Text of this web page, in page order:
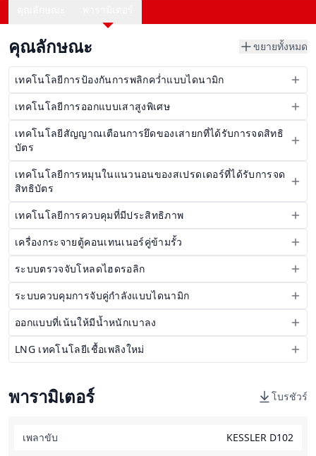
คุณลักษณะ ขยายทั้งหมด
เทคโนโลยีการป้องกันการพลิกคว่ำแบบไดนามิก
เทคโนโลยีการออกแบบเสาสูงพิเศษ
เทคโนโลยีสัญญาณเตือนการยึดของเสายกที่ได้รับการจดสิทธิ
บัตร
เทคโนโลยีการหมุนในแนวนอนของสเปรดเดอร์ที่ได้รับการจด
สิทธิบัตร
เทคโนโลยีการควบคุมที่มีประสิทธิภาพ
เครื่องกระจายตู้คอนเทนเนอร์คู่ข้ามรั้ว
ระบบตรวจจับโหลดไฮดรอลิก
ระบบควบคุมการจับคู่กำลังแบบไดนามิก
ออกแบบที่เน้นให้มีน้ำหนักเบาลง
LNG เทคโนโลยีเชื้อเพลิงใหม่
พารามิเตอร์ โบรชัวร์
เพลาขับ KESSLER D102